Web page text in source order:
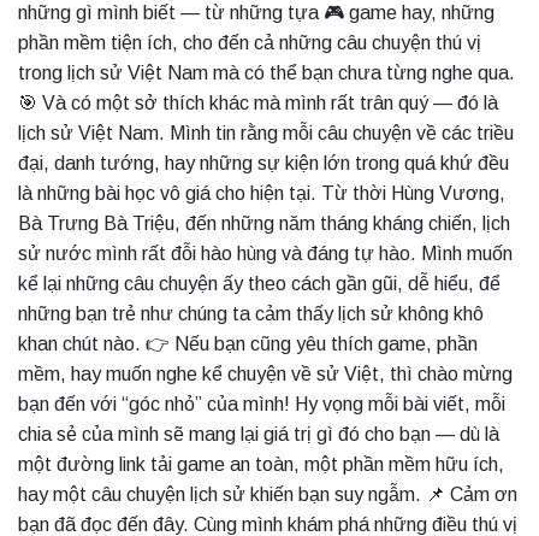
những gì mình biết — từ những tựa 🎮 game hay, những
phần mềm tiện ích, cho đến cả những câu chuyện thú vị
trong lịch sử Việt Nam mà có thể bạn chưa từng nghe qua.
🎯 Và có một sở thích khác mà mình rất trân quý — đó là
lịch sử Việt Nam. Mình tin rằng mỗi câu chuyện về các triều
đại, danh tướng, hay những sự kiện lớn trong quá khứ đều
là những bài học vô giá cho hiện tại. Từ thời Hùng Vương,
Bà Trưng Bà Triệu, đến những năm tháng kháng chiến, lịch
sử nước mình rất đỗi hào hùng và đáng tự hào. Mình muốn
kể lại những câu chuyện ấy theo cách gần gũi, dễ hiểu, để
những bạn trẻ như chúng ta cảm thấy lịch sử không khô
khan chút nào. 👉 Nếu bạn cũng yêu thích game, phần
mềm, hay muốn nghe kể chuyện về sử Việt, thì chào mừng
bạn đến với “góc nhỏ” của mình! Hy vọng mỗi bài viết, mỗi
chia sẻ của mình sẽ mang lại giá trị gì đó cho bạn — dù là
một đường link tải game an toàn, một phần mềm hữu ích,
hay một câu chuyện lịch sử khiến bạn suy ngẫm. 📌 Cảm ơn
bạn đã đọc đến đây. Cùng mình khám phá những điều thú vị